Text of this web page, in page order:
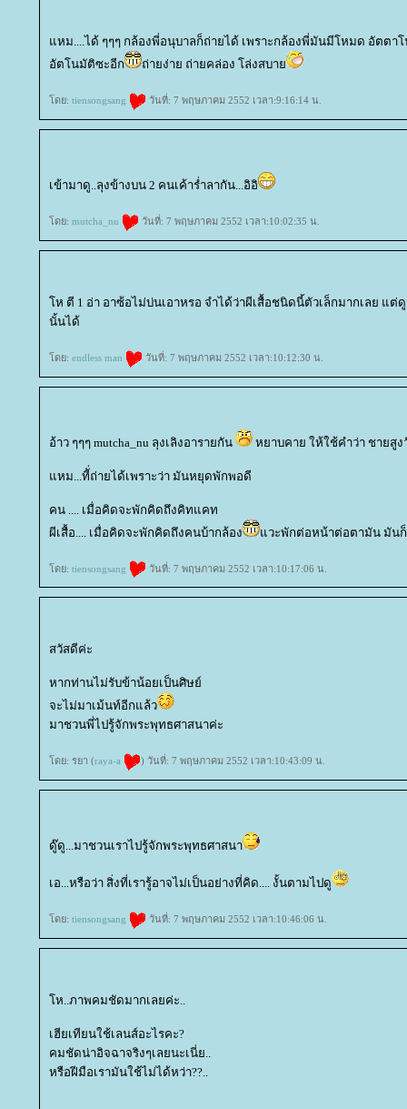
หม....ได้ ๆๆๆ กล้องพี่อนุบาลก็ถ่ายได้ เพราะกล้องพี่มันมีโหมด อัตตาโ
อัตโนมัติซะอีก
ถ่ายง่าย ถ่ายคล่อง โล่งสบา
ดย: tiensongsang วันที่: 7 พฤษภาคม 2552 เวลา:9:16:14 น.
เข้ามาดู..ลุงข้างบน 2 คนเค้าร่ำลากัน...อิอิ
ดย: mutcha_nu วันที่: 7 พฤษภาคม 2552 เวลา:10:02:35 น.
ห ตี 1 อ่า อาซ้อไม่บ่นเอาหรอ จำได้ว่าผีเสื้อชนิดนี้ตัวเล็กมากเลย แต่
นั้นได้
ดย: endless man วันที่: 7 พฤษภาคม 2552 เวลา:10:12:30 น.
อ้าว ๆๆๆ mutcha_nu ลุงเลิงอารายกัน หยาบคาย ให้ใช้คำว่า ชายสู
หม...ทีั่ถ่ายได้เพราะว่า มันหยุดพักพอดี
คน .... เมื่อคิดจะพักคิดถึงคิทแคท
ผีเสื้อ.... เมื่อคิดจะพักคิดถึงคนบ้ากล้อง
วะพักต่อหน้าต่อตามัน มันก็
ดย: tiensongsang วันที่: 7 พฤษภาคม 2552 เวลา:10:17:06 น.
สวัสดีค่ะ
หากท่านไม่รับข้าน้อยเป็นศิษย์
จะไม่มาเม้นท์อีกแล้ว
มาชวนพี่ไปรู้จักพระพุทธศาสนาค่ะ
ดย: รยา (raya-a ) วันที่: 7 พฤษภาคม 2552 เวลา:10:43:09 น.
ดู๊ดู...มาชวนเราไปรู้จักพระพุทธศาสนา
เอ...หรือว่า สิ่งที่เรารู้อาจไม่เป็นอย่างที่คิด.... งั้นตามไปดู
ดย: tiensongsang วันที่: 7 พฤษภาคม 2552 เวลา:10:46:06 น.
ห..ภาพคมชัดมากเลยค่ะ..
เฮียเทียนใช้เลนส์อะไรคะ?
คมชัดน่าอิจฉาจริงๆเลยนะเนี่ย..
หรือฝีมือเรามันใช้ไม่ได้หว่า??..